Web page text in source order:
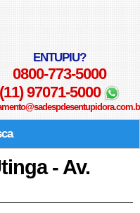
ENTUPIU?
0800-773-5000
(11) 97071-5000
- Av.